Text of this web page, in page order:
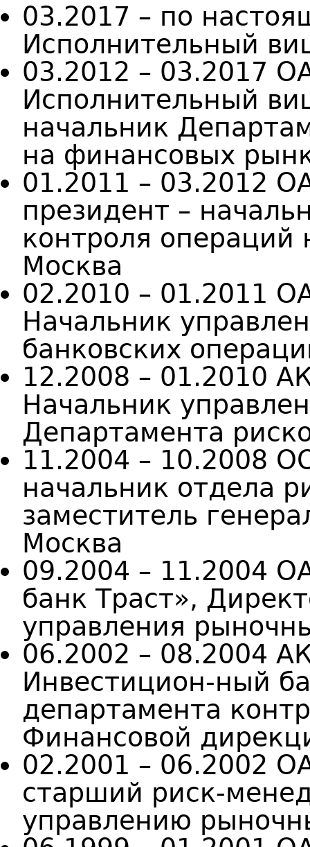
03.2017 – по
Исполнительный
03.2012 – 03.2017
Исполнительный
начальник
на финансовых
01.2011 – 03.2012
президент –
контроля
Москва
02.2010 – 01.2011
Начальник
банковских
12.2008 – 01.2010
Начальник
Департамента
11.2004 – 10.2008
начальник отдела
заместитель
Москва
09.2004 – 11.2004
банк Траст»,
управления
06.2002 – 08.2004
Инвестицион-ный
департамента
Финансовой
02.2001 – 06.2002
старший риск-
управлению